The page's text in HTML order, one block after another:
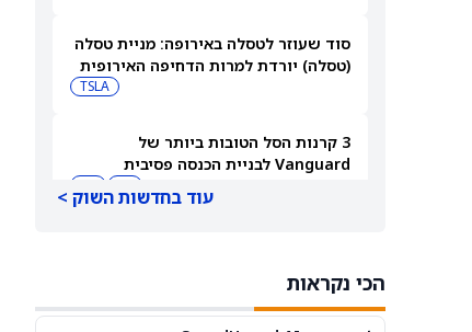
סוד שעוזר לטסלה באירופה: מניית טסלה
(טסלה) יורדת למרות הדחיפה האירופית
TSLA
3 קרנות הסל הטובות ביותר של
Vanguard לבניית הכנסה פסיבית
מאסק לאנבידיה
עוד בחדשות השוק >
הכי נקראות